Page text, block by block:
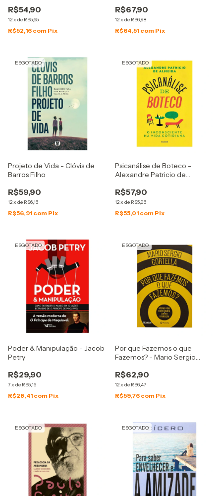
R$54,90
12x de R$5,65
R$52,16 com Pix
R$67,90
12x de R$6,98
R$64,51 com Pix
ESGOTADO
Projeto de Vida - Clóvis de
Barros Filho
R$59,90
12x de R$6,16
R$56,91 com Pix
ESGOTADO
Psicanálise de Boteco -
Alexandre Patricio de
R$57,90
12x de R$5,96
R$55,01 com Pix
ESGOTADO
Poder & Manipulação - Jacob
Petry
R$29,90
7x de R$5,16
R$28,41 com Pix
ESGOTADO
Por que Fazemos o que
Fazemos? - Mario Sergio
R$62,90
12x de R$6,47
R$59,76 com Pix
ESGOTADO ESGOTADO